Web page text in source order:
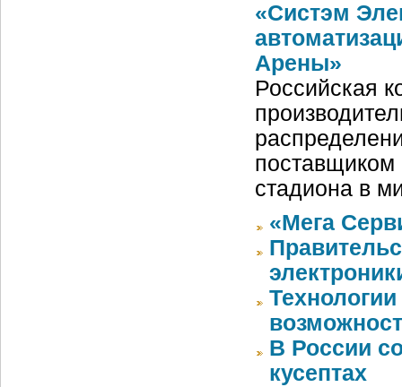
«Систэм
Арены»
Российская
поставщиком
стадиона в
«Мега
В России
кусептах